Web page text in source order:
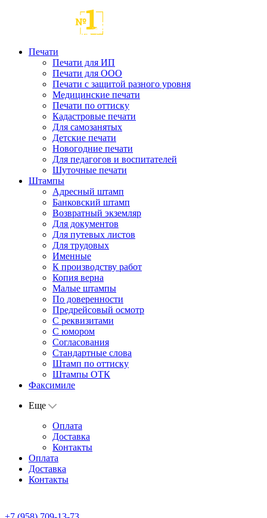
Печати
Печати для ИП
Печати для ООО
Печати с защитой разного уровня
Медицинские печати
Печати по оттиску
Кадастровые печати
Для самозанятых
Детские печати
Новогодние печати
Для педагогов и воспитателей
Шуточные печати
Штампы
Адресный штамп
Банковский штамп
Возвратный экземляр
Для документов
Для путевых листов
Для трудовых
Именные
К производству работ
Копия верна
Малые штампы
По доверенности
Предрейсовый осмотр
С реквизитами
С юмором
Согласования
Стандартные слова
Штамп по оттиску
Штампы ОТК
Факсимиле
Еще
Оплата
Доставка
Контакты
Оплата
Доставка
Контакты